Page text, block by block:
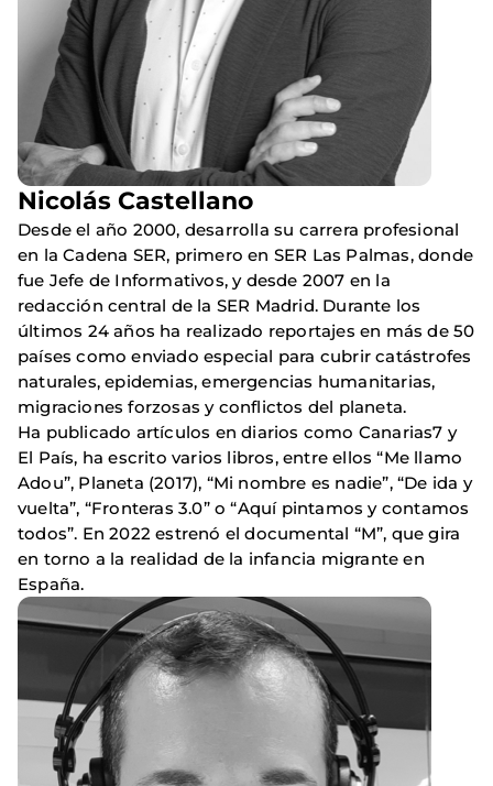
Nicolás Castellano
Desde el año 2000, desarrolla su carrera profesional
en la Cadena SER, primero en SER Las Palmas, donde
fue Jefe de Informativos, y desde 2007 en la
redacción central de la SER Madrid. Durante los
últimos 24 años ha realizado reportajes en más de 50
países como enviado especial para cubrir catástrofes
naturales, epidemias, emergencias humanitarias,
migraciones forzosas y conflictos del planeta.
Ha publicado artículos en diarios como Canarias7 y
El País, ha escrito varios libros, entre ellos “Me llamo
Adou”, Planeta (2017), “Mi nombre es nadie”, “De ida y
vuelta”, “Fronteras 3.0” o “Aquí pintamos y contamos
todos”. En 2022 estrenó el documental “M”, que gira
en torno a la realidad de la infancia migrante en
España.